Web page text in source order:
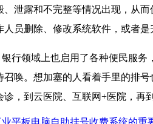
泄露和不完整等情况出现，从
员删除、修改系统软件，或者
行领域上也启用了各种便民服
唤。想加塞的人看着手里的排
诊，到云医院、互联网+医院，
业平板电脑自助挂号收费系统的重